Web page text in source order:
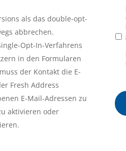
als das double-opt-
abbrechen.
Opt-In-Verfahrens
in den Formularen
der Kontakt die E-
Fresh Address
E-Mail-Adressen zu
aktivieren oder